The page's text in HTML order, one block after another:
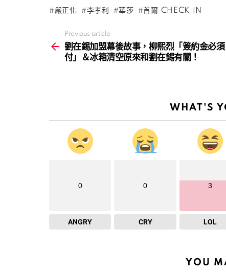
嚴正化 李孝利 華莎 首爾 CHECK IN
more
Previous article
劉在錫加盟幕後故事，柳熙烈「簽約金必須
付」＆冰箱清空原來和劉在錫有關！
WHAT'S
0
ANGRY
0
CRY
3
LOL
YOU